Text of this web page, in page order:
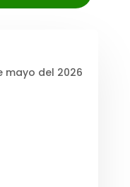
mayo del 2026